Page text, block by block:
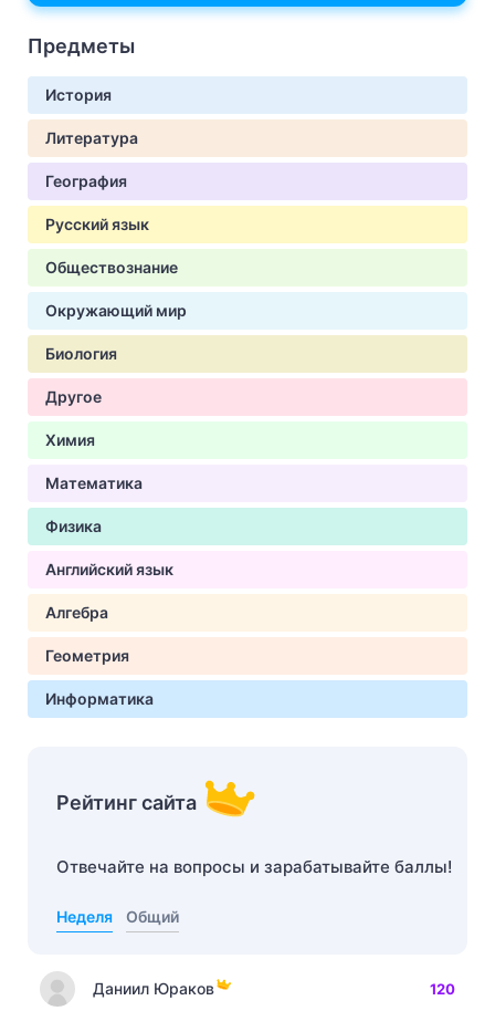
Предметы
История
Литература
География
Русский язык
Обществознание
Окружающий мир
Биология
Другое
Химия
Математика
Физика
Английский язык
Алгебра
Геометрия
Информатика
Рейтинг сайта
Отвечайте на вопросы и зарабатывайте баллы!
Неделя Общий
Даниил Юраков 120